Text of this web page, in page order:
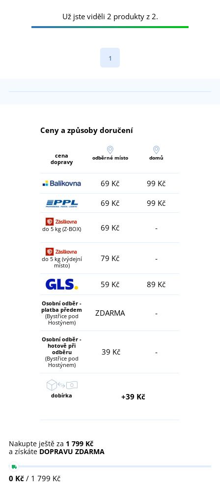
Už jste viděli 2 produkty z 2.
1
Ceny a způsoby doručení
cena
dopravy
odběrné místo domů
69 Kč
99 Kč
69 Kč
99 Kč
do 5 kg (Z-BOX) 69 Kč -
do 5 kg (výdejní
místo)
79 Kč -
59 Kč 89 Kč
Osobní odběr -
platba předem
(Bystřice pod
Hostýnem)
ZDARMA -
Osobní odběr -
hotově při
odběru
(Bystřice pod
Hostýnem)
39 Kč -
dobírka +39 Kč
Nakupte ještě za 1 799 Kč
a získáte DOPRAVU ZDARMA
0 Kč / 1 799 Kč